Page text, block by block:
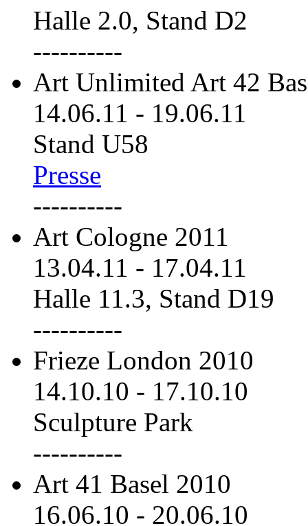
Halle 2.0, Stand D2
----------
Art Unlimited Art 42
14.06.11 - 19.06.11
Stand U58
Presse
----------
Art Cologne 2011
13.04.11 - 17.04.11
Halle 11.3, Stand D19
----------
Frieze London 2010
14.10.10 - 17.10.10
Sculpture Park
----------
Art 41 Basel 2010
16.06.10 - 20.06.10